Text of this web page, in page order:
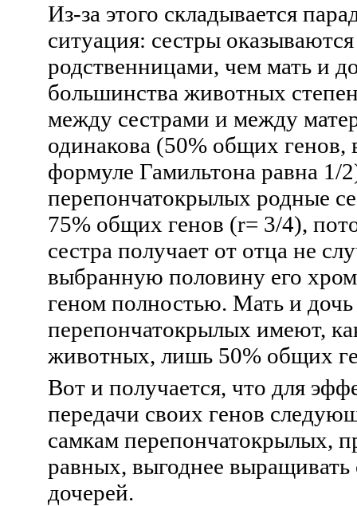
Из-за этого складывается
ситуация: сестры
родственницами, чем мать и
большинства животных
между сестрами и между
одинакова (50% общих генов,
формуле Гамильтона равна 1/2
перепончатокрылых родные
75% общих генов (r= 3/4),
сестра получает от отца не
выбранную половину его
геном полностью. Мать и
перепончатокрылых имеют,
животных, лишь 50% общих
Вот и получается, что для
передачи своих генов
самкам перепончатокрылых,
равных, выгоднее выращивать
дочерей.